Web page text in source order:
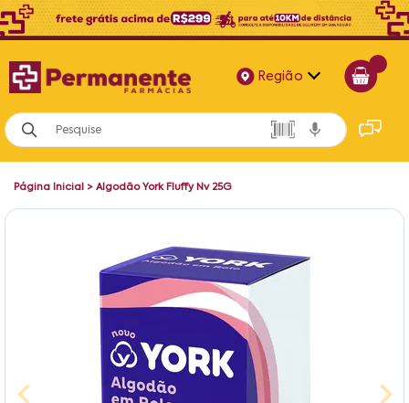
Região
Alagoas
Bahia
Página Inicial > Algodão York Fluffy Nv 25G